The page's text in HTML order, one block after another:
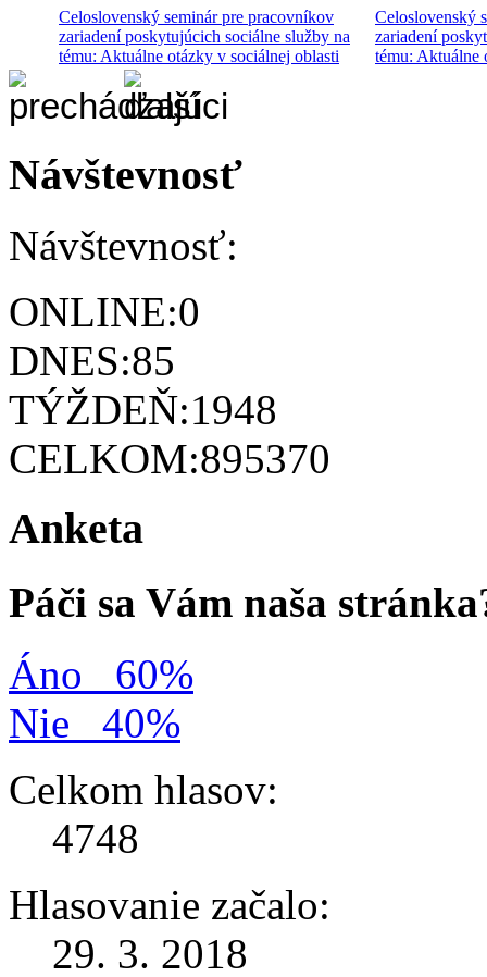
Celoslovenský seminár pre pracovníkov
zariadení poskytujúcich sociálne služby na
tému: Aktuálne otázky v sociálnej oblasti
Celoslovenský
zariadení
tému: Aktuálne
Návštevnosť
Návštevnosť:
ONLINE:0
DNES:85
TÝŽDEŇ:1948
CELKOM:895370
Anketa
Páči sa Vám naša
Áno
60%
Nie
40%
Celkom hlasov:
4748
Hlasovanie začalo:
29. 3. 2018